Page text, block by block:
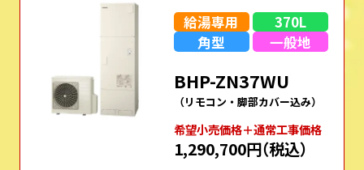
給湯専用
370L
角型
一般地
BHP-ZN37WU
（リモコン・脚部カバー込み）
希望⼩売価格＋通常⼯事価格
1,290,700円（税込）